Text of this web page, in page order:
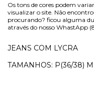
Os tons de cores podem
visualizar o site. Não
procurando? ficou alguma
através do nosso WhastApp
JEANS COM LYCRA
TAMANHOS: P(36/38)